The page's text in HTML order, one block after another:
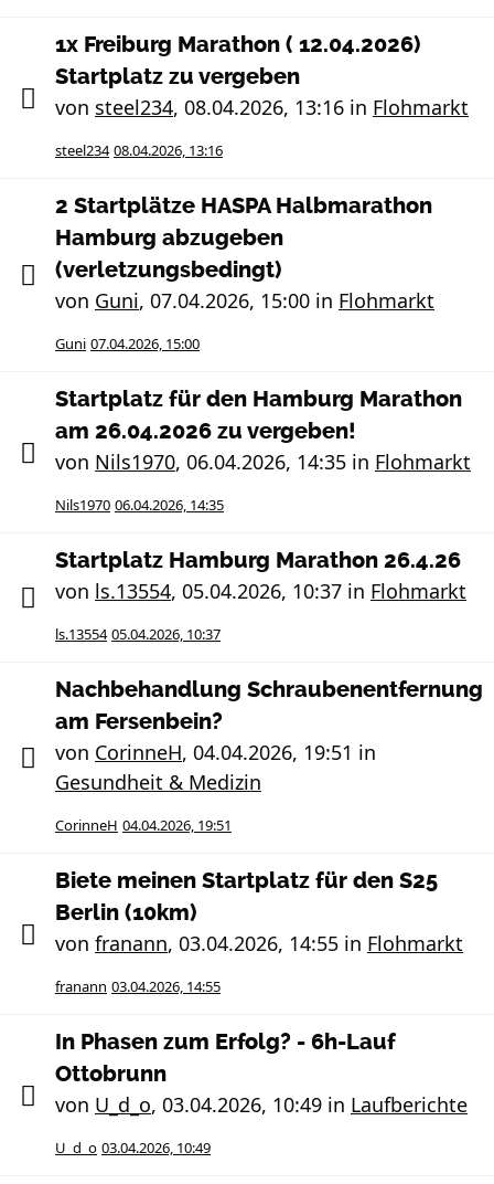
1x Freiburg Marathon ( 12.04.2026)
Startplatz zu vergeben
von steel234, 08.04.2026, 13:16 in Flohmarkt
steel234 08.04.2026, 13:16
2 Startplätze HASPA Halbmarathon
Hamburg abzugeben
(verletzungsbedingt)
von Guni, 07.04.2026, 15:00 in Flohmarkt
Guni 07.04.2026, 15:00
Startplatz für den Hamburg Marathon
am 26.04.2026 zu vergeben!
von Nils1970, 06.04.2026, 14:35 in Flohmarkt
Nils1970 06.04.2026, 14:35
Startplatz Hamburg Marathon 26.4.26
von ls.13554, 05.04.2026, 10:37 in Flohmarkt
ls.13554 05.04.2026, 10:37
Nachbehandlung Schraubenentfernung
am Fersenbein?
von CorinneH, 04.04.2026, 19:51 in
Gesundheit & Medizin
CorinneH 04.04.2026, 19:51
Biete meinen Startplatz für den S25
Berlin (10km)
von franann, 03.04.2026, 14:55 in Flohmarkt
franann 03.04.2026, 14:55
In Phasen zum Erfolg? - 6h-Lauf
Ottobrunn
von U_d_o, 03.04.2026, 10:49 in Laufberichte
U_d_o 03.04.2026, 10:49